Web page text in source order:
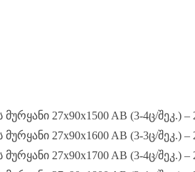
27x90x1500 AB (3-4ც/შეკ.) –
27x90x1600 AB (3-3ც/შეკ.) –
27x90x1700 AB (3-4ც/შეკ.) –